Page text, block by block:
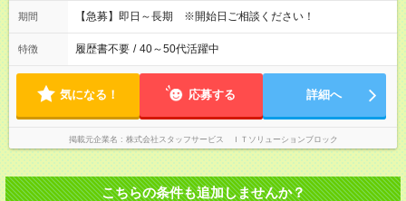
期間 【急募】即日～長期 ※開始日ご相談ください！
特徴 履歴書不要 / 40～50代活躍中
気になる！ 応募する 詳細へ
掲載元企業名 株式会社スタッフサービス ＩＴソリューションブロック
こちらの条件も追加しませんか？